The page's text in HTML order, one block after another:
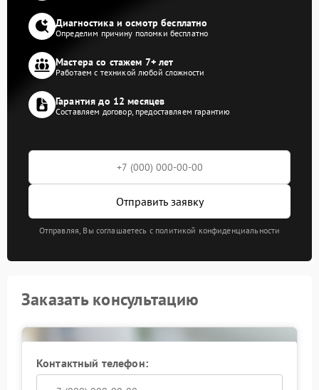
Диагностика и осмотр бесплатно
Определим причину поломки бесплатно
Мастера со стажем 7+ лет
Работаем с техникой любой сложности
Гарантия до 12 месяцев
Составляем договор, предоставляем гарантию
Отправить заявку
Отправляя, Вы соглашаетесь с политикой конфиденциальности
Заказать консультацию
Контактный телефон: